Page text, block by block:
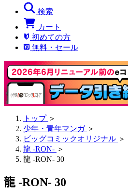
検索
カート
初めての方
無料・セール
トップ ＞
少年・青年マンガ ＞
ビッグコミックオリジナル ＞
龍 -RON- ＞
龍 -RON- 30
龍 -RON- 30